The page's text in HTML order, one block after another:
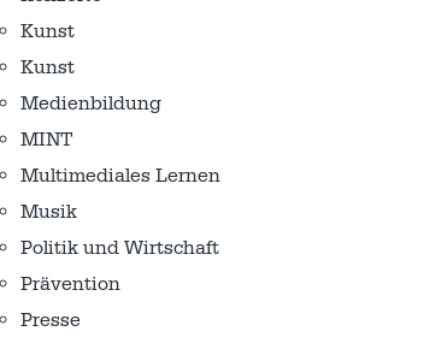
Kunst
Kunst
Medienbildung
MINT
Multimediales Lernen
Musik
Politik und Wirtschaft
Prävention
Presse